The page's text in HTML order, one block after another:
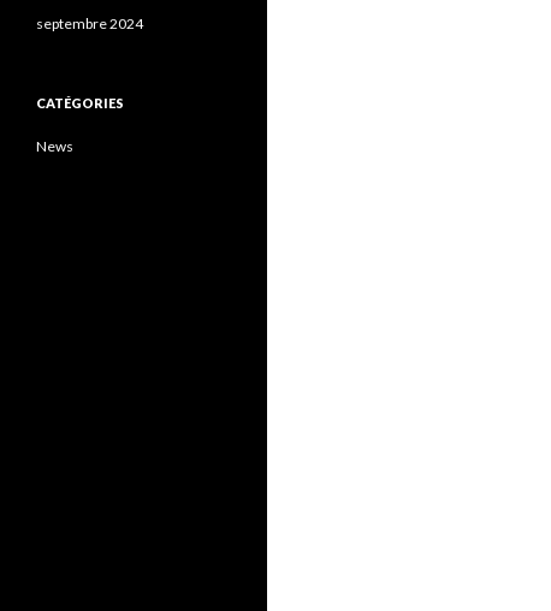
septembre 2024
CATÉGORIES
News